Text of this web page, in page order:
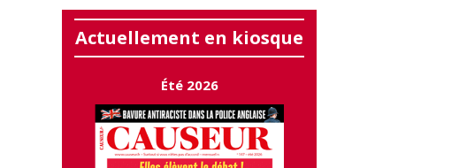
Actuellement en kiosque
Été 2026